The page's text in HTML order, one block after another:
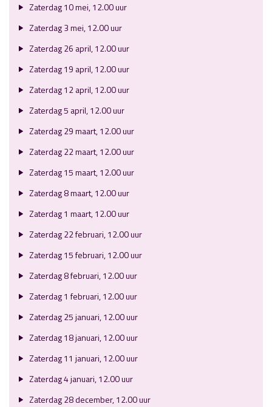
Zaterdag 10 mei, 12.00 uur
Zaterdag 3 mei, 12.00 uur
Zaterdag 26 april, 12.00 uur
Zaterdag 19 april, 12.00 uur
Zaterdag 12 april, 12.00 uur
Zaterdag 5 april, 12.00 uur
Zaterdag 29 maart, 12.00 uur
Zaterdag 22 maart, 12.00 uur
Zaterdag 15 maart, 12.00 uur
Zaterdag 8 maart, 12.00 uur
Zaterdag 1 maart, 12.00 uur
Zaterdag 22 februari, 12.00 uur
Zaterdag 15 februari, 12.00 uur
Zaterdag 8 februari, 12.00 uur
Zaterdag 1 februari, 12.00 uur
Zaterdag 25 januari, 12.00 uur
Zaterdag 18 januari, 12.00 uur
Zaterdag 11 januari, 12.00 uur
Zaterdag 4 januari, 12.00 uur
Zaterdag 28 december, 12.00 uur